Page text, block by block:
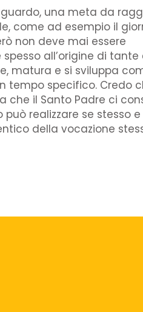
una meta da
come ad esempio il
non deve mai essere
all’origine di tante
matura e si sviluppa
tempo specifico. Credo
che il Santo Padre ci
realizzare se stesso
della vocazione